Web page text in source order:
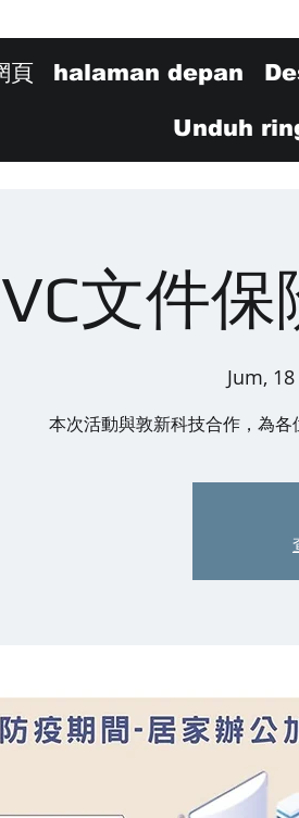
頁 halaman depan
Unduh
文件
Jum,
本次活動與敦新科技合作，為